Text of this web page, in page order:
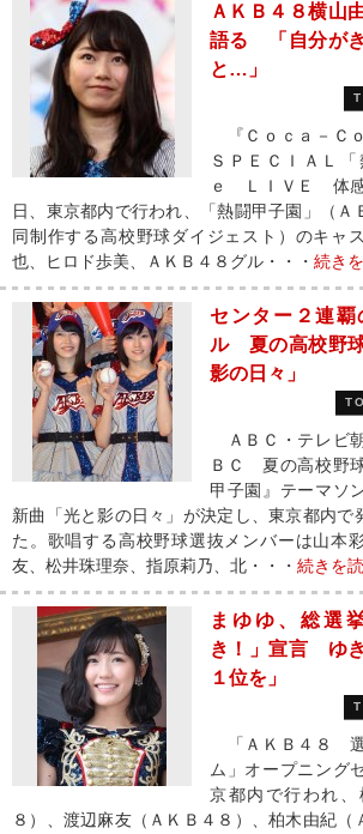
ＡＫＢ４８横山
語る 「自分が
と…」
『Ｃｏｃａ－Ｃ
ＳＰＥＣＩＡＬ
ｅ ＬＩＶＥ 体
日、東京都内で行われ、「熱闘甲子園」（Ａ
同制作する高校野球ダイジェスト）のキャ
也、ヒロド歩美、ＡＫＢ４８グル・・・ 続き
センター２連
ル 夏の高校野
影の日々」
ＡＢＣ・テレビ
ＢＣ 夏の高校野
甲子園』テーマソ
新曲「光と影の日々」が決定し、東京都内で
た。歌唱する高校野球選抜メンバーは山本
友、松井珠理奈、指原莉乃、北・・・ 続きを
まゆゆ、総選
き！」宣言 ゆ
１位を」
「ＡＫＢ４８ 選
ム」オープニング
京都内で行われ、
８）、渡辺麻友（ＡＫＢ４８）、柏木由紀（